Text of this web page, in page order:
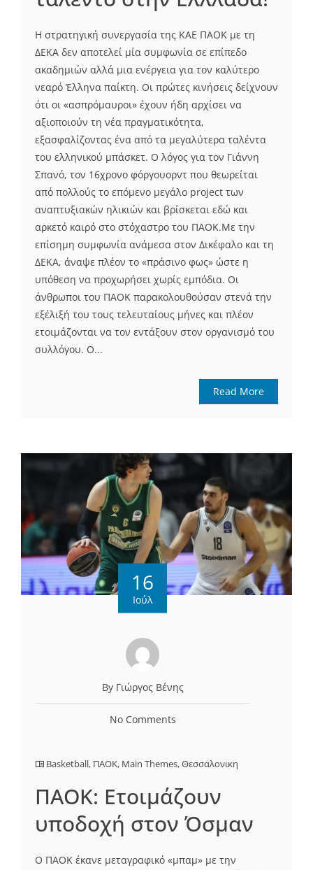
Η στρατηγική συνεργασία της ΚΑΕ ΠΑΟΚ με τη
ΔΕΚΑ δεν αποτελεί μία συμφωνία σε επίπεδο
ακαδημιών αλλά μια ενέργεια για τον καλύτερο
νεαρό Έλληνα παίκτη. Οι πρώτες κινήσεις δείχνουν
ότι οι «ασπρόμαυροι» έχουν ήδη αρχίσει να
αξιοποιούν τη νέα πραγματικότητα,
εξασφαλίζοντας ένα από τα μεγαλύτερα ταλέντα
του ελληνικού μπάσκετ. Ο λόγος για τον Γιάννη
Σπανό, τον 16χρονο φόργουορντ που θεωρείται
από πολλούς το επόμενο μεγάλο project των
αναπτυξιακών ηλικιών και βρίσκεται εδώ και
αρκετό καιρό στο στόχαστρο του ΠΑΟΚ.Με την
επίσημη συμφωνία ανάμεσα στον Δικέφαλο και τη
ΔΕΚΑ, άναψε πλέον το «πράσινο φως» ώστε η
υπόθεση να προχωρήσει χωρίς εμπόδια. Οι
άνθρωποι του ΠΑΟΚ παρακολουθούσαν στενά την
εξέλιξή του τους τελευταίους μήνες και πλέον
ετοιμάζονται να τον εντάξουν στον οργανισμό του
συλλόγου. Ο...
Read More
16
Ιούλ
By Γιώργος Βένης
No Comments
Basketball, ΠΑΟΚ, Main Themes,Θεσσαλονικη
ΠΑΟΚ: Ετοιμάζουν
υποδοχή στον Όσμαν
Ο ΠΑΟΚ έκανε μεταγραφικό «μπαμ» με την